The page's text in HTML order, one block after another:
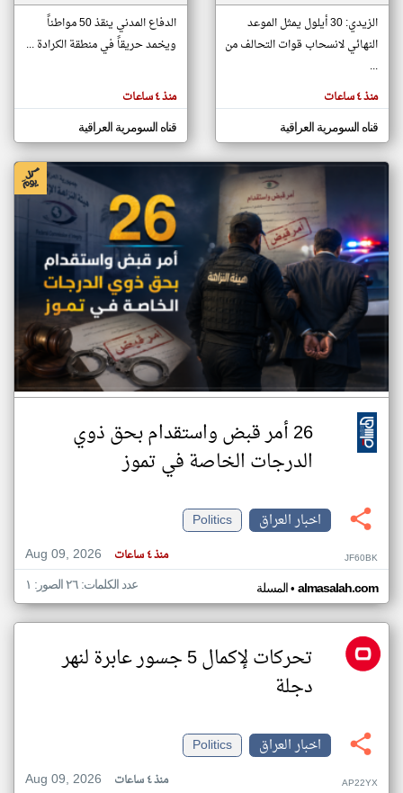
مصادر الأخبار من العراق
اخبار العراق على مدار الساعة
أهم اخبار العراق العاجلة والمباشرة
المقالات
الموجوده
هنا عن
وجهة
نظر
كاتبيها.
الزيدي: 30 أيلول يمثل الموعد
النهائي لانسحاب قوات التحالف من
...
منذ ٤ ساعات
قناه السومرية العراقية
الدفاع المدني ينقذ 50 مواطناً
ويخمد حريقاً في منطقة الكرادة ...
منذ ٤ ساعات
قناه السومرية العراقية
26 أمر قبض واستقدام بحق ذوي
الدرجات الخاصة في تموز
اخبار العراق
Politics
Aug 09, 2026
منذ ٤ ساعات JF60BK
المسلة• almasalah.com عدد الكلمات: ٢٦ الصور: ١
تحركات لإكمال 5 جسور عابرة لنهر
دجلة
اخبار العراق
Politics
Aug 09, 2026
منذ ٤ ساعات AP22YX
klyoum.com